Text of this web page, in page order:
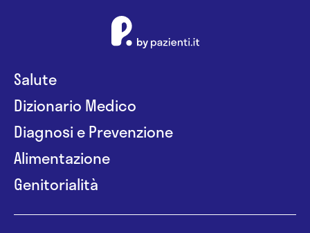
Salute
Dizionario Medico
Diagnosi e Prevenzione
Alimentazione
Genitorialità